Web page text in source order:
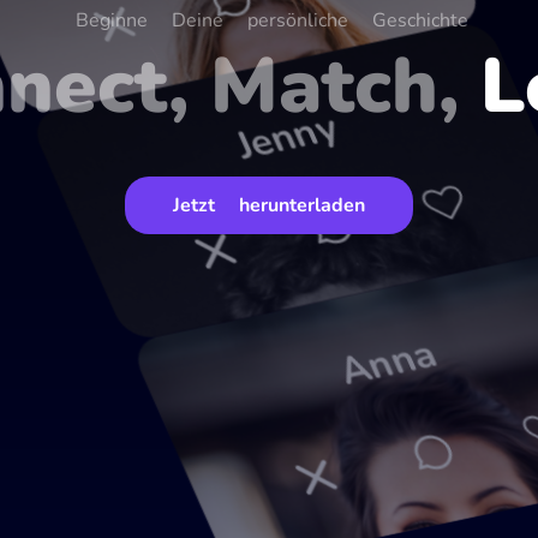
Jenny
Anna
Beginne Deine persönliche Geschichte
Match,
Jetzt herunterladen